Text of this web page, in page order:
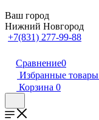
Ваш город
Нижний Новгород
+7(831) 277-99-88
Сравнение0
Избранные товары
Корзина 0